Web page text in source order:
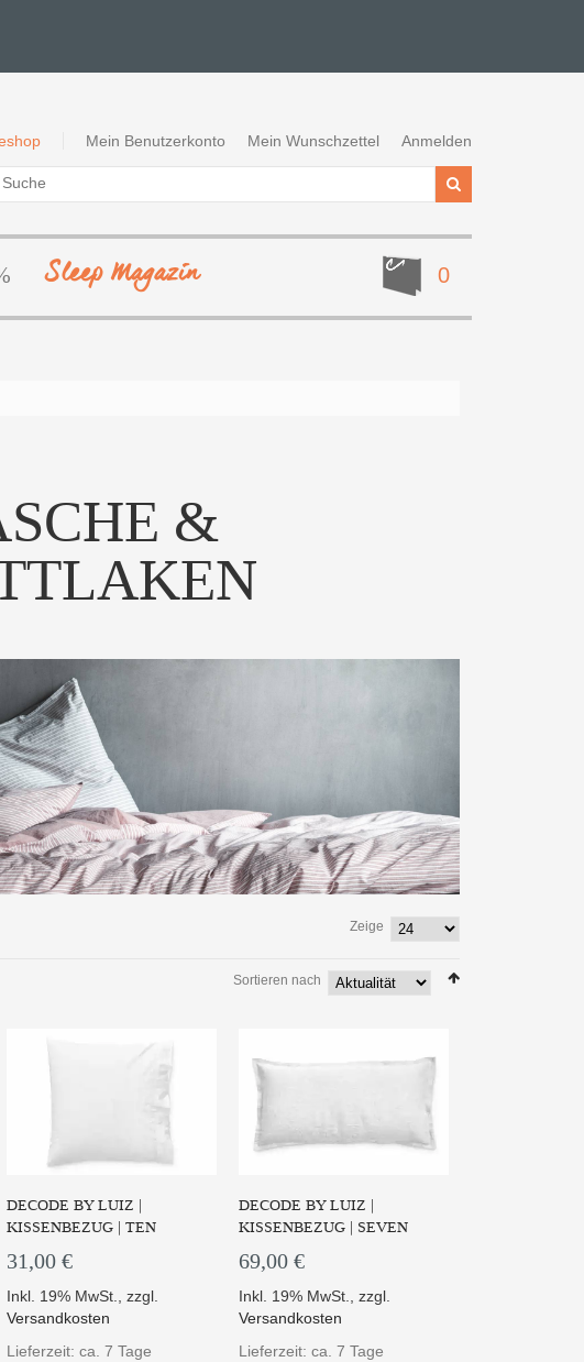
Mein Benutzerkonto Mein Wunschzettel Anmelden
0
Sleep Magazin
&
Zeige
Sortieren nach
DECODE BY LUIZ |
KISSENBEZUG | TEN
31,00 €
Inkl. 19% MwSt., zzgl.
Versandkosten
Lieferzeit: ca. 7 Tage
Die Bettwäsche "ten" aus
DECODE BY LUIZ |
KISSENBEZUG | SEVEN
69,00 €
Inkl. 19% MwSt., zzgl.
Versandkosten
Lieferzeit: ca. 7 Tage
besticht durch ...
Die Leinen-Bettwäsche "six"
von decode by lui...
Die sanfte Haptik und Optik
des Kissenbezuges...